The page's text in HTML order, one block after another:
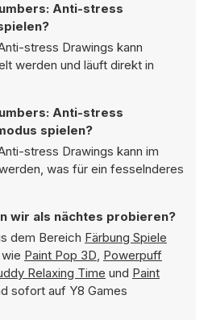
Anti-stress
stress Drawings kann
werden und läuft direkt in
Anti-stress
spielen?
stress Drawings kann im
was für ein fesselnderes
wir als nächtes probieren?
dem Bereich Färbung Spiele
Paint Pop 3D, Powerpuff
Relaxing Time und Paint
sofort auf Y8 Games